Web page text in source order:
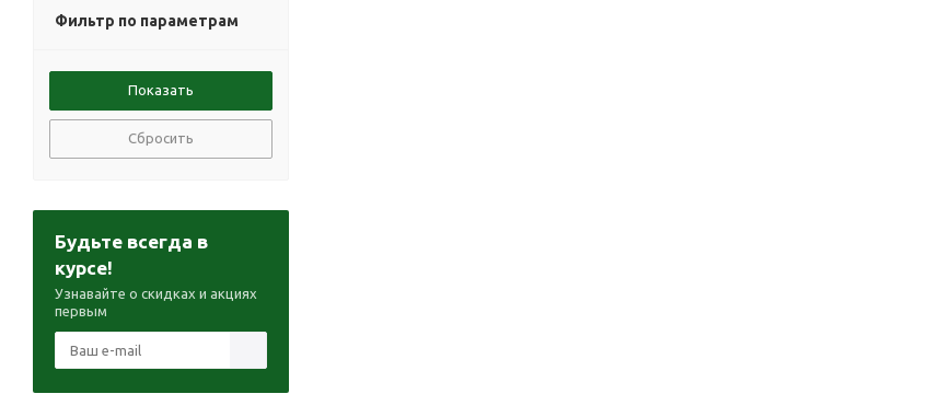
Фильтр по параметрам
Сбросить
Будьте всегда в
курсе!
Узнавайте о скидках и акциях
первым